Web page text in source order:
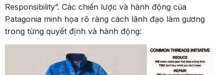
Responsibility”. Các chiến lược và hành động của
Patagonia minh họa rõ ràng cách lãnh đạo làm gương
trong từng quyết định và hành động: